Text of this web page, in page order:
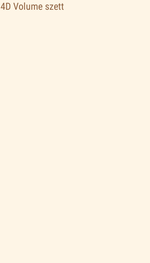
4D Volume szett